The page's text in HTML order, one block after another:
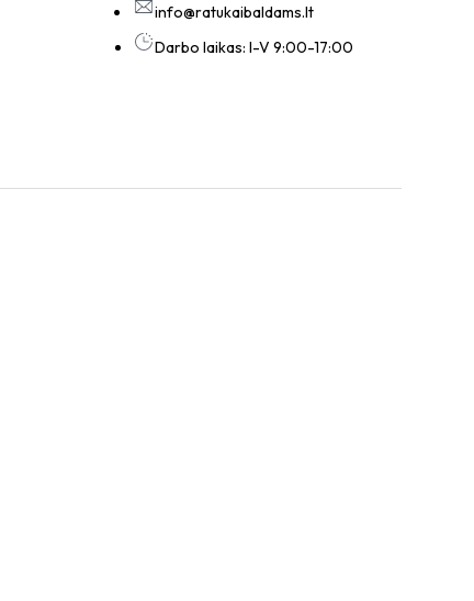
info@ratukaibaldams.lt
Darbo laikas: I-V 9:00-17:00